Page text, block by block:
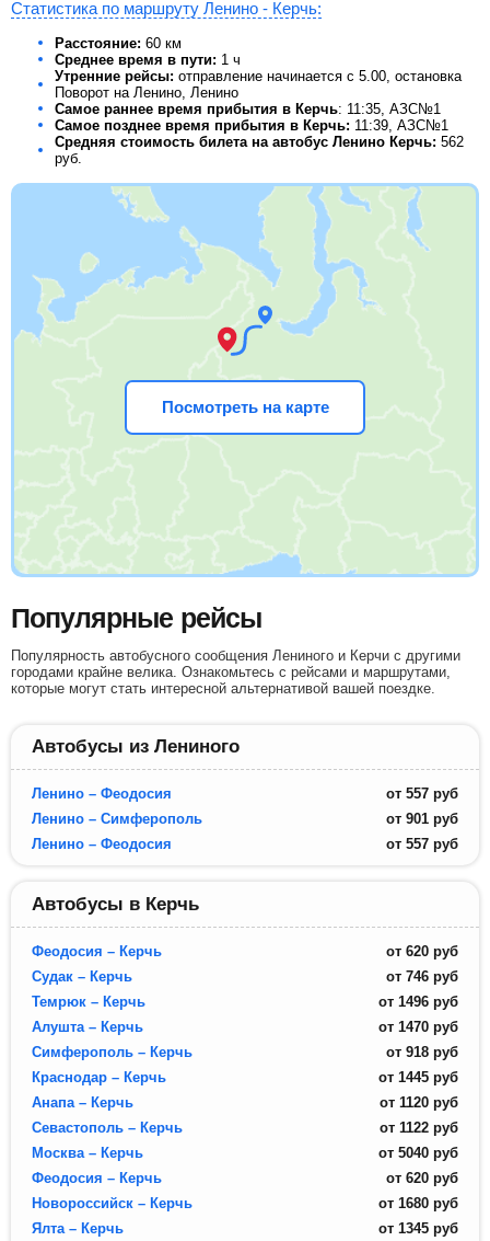
Статистика по маршруту Ленино - Керчь:
Расстояние: 60 км
Среднее время в пути: 1 ч
Утренние рейсы: отправление начинается с 5.00, остановка
Поворот на Ленино, Ленино
Самое раннее время прибытия в Керчь: 11:35, АЗС№1
Самое позднее время прибытия в Керчь: 11:39, АЗС№1
Средняя стоимость билета на автобус Ленино Керчь: 562
руб.
Посмотреть на карте
Популярные рейсы
Популярность автобусного сообщения Лениного и Керчи с другими
городами крайне велика. Ознакомьтесь с рейсами и маршрутами,
которые могут стать интересной альтернативой вашей поездке.
Автобусы из Лениного
Ленино – Феодосия от 557 руб
Ленино – Симферополь
от 901 руб
Ленино – Феодосия
от 557 руб
Автобусы в Керчь
Феодосия – Керчь от 620 руб
Судак – Керчь
от 746 руб
Темрюк – Керчь
от 1496 руб
Алушта – Керчь
от 1470 руб
Симферополь – Керчь
от 918 руб
Краснодар – Керчь
от 1445 руб
Анапа – Керчь
от 1120 руб
Севастополь – Керчь
от 1122 руб
Москва – Керчь
от 5040 руб
Феодосия – Керчь
от 620 руб
Новороссийск – Керчь
от 1680 руб
Ялта – Керчь
от 1345 руб